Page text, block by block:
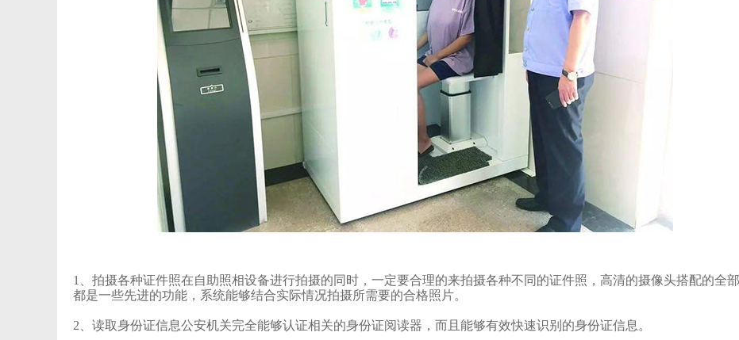
1、拍摄各种证件照在自助照相设备进行拍摄的同时，一定要合理的来拍摄各种不同的证件照，高清的摄像头搭配的全
都是一些先进的功能，系统能够结合实际情况拍摄所需要的合格照片。
2、读取身份证信息公安机关完全能够认证相关的身份证阅读器，而且能够有效快速识别的身份证信息。